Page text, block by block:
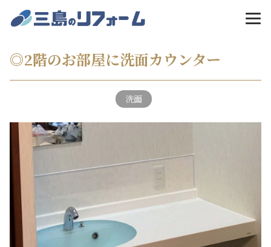
◎2階のお部屋に洗面カウンター
洗面